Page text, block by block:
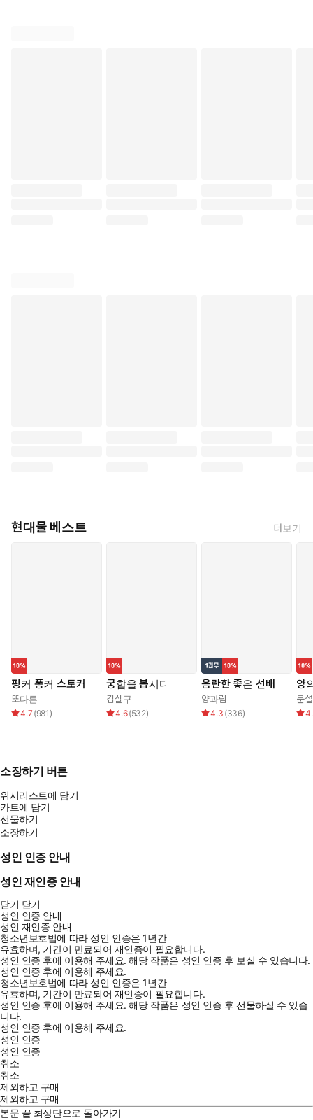
현대물 베스트 더보기
핑커 퐁커 스토커
또다른
4.7 (981 )
궁합을 봅시다
김살구
4.6(532)
음란한 좋은 선배
양과람
4.3 (336)
양
문
소장하기 버튼
위시리스트에 담기
카트에 담기
선물하기
소장하기
성인 인증 안내
성인 재인증 안내
닫기 닫기
성인 인증 안내
성인 재인증 안내
청소년보호법에 따라 성인 인증은 1년간
유효하며, 기간이 만료되어 재인증이 필요합니다.
성인 인증 후에 이용해 주세요.해당 작품은 성인 인증 후 보실 수 있습니다.
성인 인증 후에 이용해 주세요.
청소년보호법에 따라 성인 인증은 1년간
유효하며, 기간이 만료되어 재인증이 필요합니다.
성인 인증 후에 이용해 주세요.해당 작품은 성인 인증 후 선물하실 수 있습
니다.
성인 인증 후에 이용해 주세요.
성인 인증
성인 인증
취소
취소
제외하고 구매
제외하고 구매
본문 끝 최상단으로 돌아가기